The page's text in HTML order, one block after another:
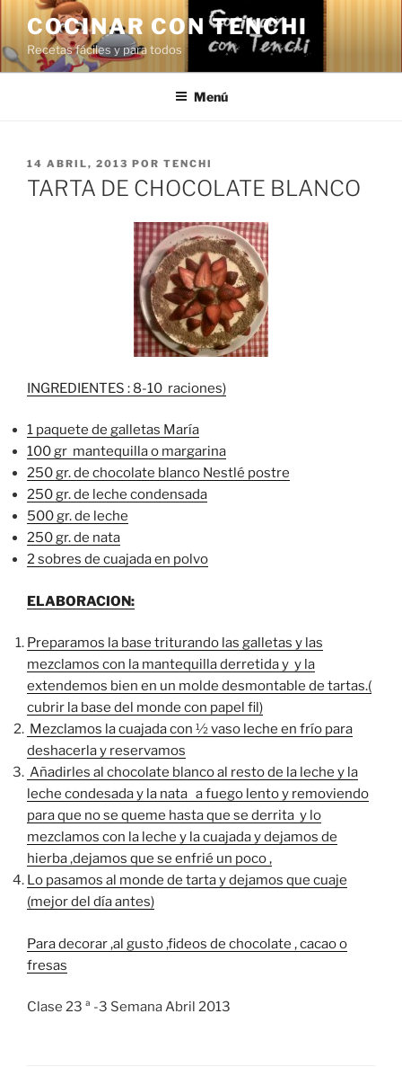
Saltar
contenido
COCINAR CON TENCHI
Recetas fáciles y para todos
Menú
PUBLICADO
EL
14 ABRIL, 2013 POR TENCHI
TARTA DE CHOCOLATE BLANCO
INGREDIENTES : 8-10 raciones)
1 paquete de galletas María
100 gr mantequilla o margarina
250 gr. de chocolate blanco Nestlé postre
250 gr. de leche condensada
500 gr. de leche
250 gr. de nata
2 sobres de cuajada en polvo
ELABORACION:
Preparamos la base triturando las galletas y las
mezclamos con la mantequilla derretida y y la
extendemos bien en un molde desmontable de tartas.(
cubrir la base del monde con papel fil)
Mezclamos la cuajada con ½ vaso leche en frío para
deshacerla y reservamos
Añadirles al chocolate blanco al resto de la leche y la
leche condesada y la nata a fuego lento y removiendo
para que no se queme hasta que se derrita y lo
mezclamos con la leche y la cuajada y dejamos de
hierba ,dejamos que se enfrié un poco ,
Lo pasamos al monde de tarta y dejamos que cuaje
(mejor del día antes)
Para decorar ,al gusto ,fideos de chocolate , cacao o
fresas
Clase 23 ª -3 Semana Abril 2013